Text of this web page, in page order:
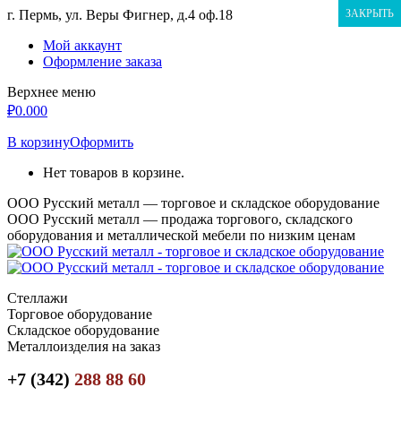
Перейти
содержанию
г. Пермь, ул. Веры Фигнер, д.4 оф.18
Мой аккаунт
Оформление заказа
Верхнее меню
₽0.000
В корзинуОформить
Нет товаров в корзине.
ООО Русский металл — торговое и складское оборудование
ООО Русский металл — продажа торгового, складского
оборудования и металлической мебели по низким ценам
Стеллажи
Торговое оборудование
Складское оборудование
Металлоизделия на заказ
+7 (342) 288 88 60
ЗАКРЫТЬ